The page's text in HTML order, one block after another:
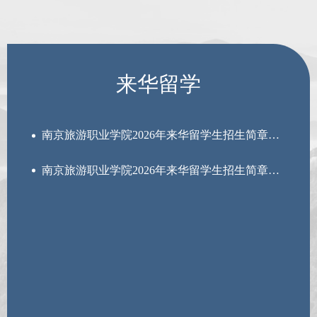
来华留学
南京旅游职业学院2026年来华留学生招生简章（中文）
南京旅游职业学院2026年来华留学生招生简章（英文）